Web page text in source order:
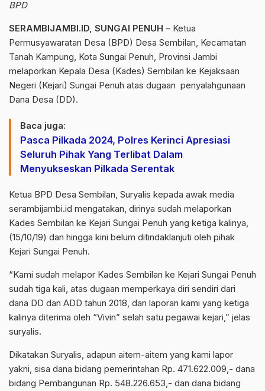
BPD
SERAMBIJAMBI.ID, SUNGAI PENUH – Ketua
Permusyawaratan Desa (BPD) Desa Sembilan, Kecamatan
Tanah Kampung, Kota Sungai Penuh, Provinsi Jambi
melaporkan Kepala Desa (Kades) Sembilan ke Kejaksaan
Negeri (Kejari) Sungai Penuh atas dugaan penyalahgunaan
Dana Desa (DD).
Baca juga:
Pasca Pilkada 2024, Polres Kerinci Apresiasi
Seluruh Pihak Yang Terlibat Dalam
Menyukseskan Pilkada Serentak
Ketua BPD Desa Sembilan, Suryalis kepada awak media
serambijambi.id mengatakan, dirinya sudah melaporkan
Kades Sembilan ke Kejari Sungai Penuh yang ketiga kalinya,
(15/10/19) dan hingga kini belum ditindaklanjuti oleh pihak
Kejari Sungai Penuh.
“Kami sudah melapor Kades Sembilan ke Kejari Sungai Penuh
sudah tiga kali, atas dugaan memperkaya diri sendiri dari
dana DD dan ADD tahun 2018, dan laporan kami yang ketiga
kalinya diterima oleh “Vivin” selah satu pegawai kejari,” jelas
suryalis.
Dikatakan Suryalis, adapun aitem-aitem yang kami lapor
yakni, sisa dana bidang pemerintahan Rp. 471.622.009,- dana
bidang Pembangunan Rp. 548.226.653,- dan dana bidang